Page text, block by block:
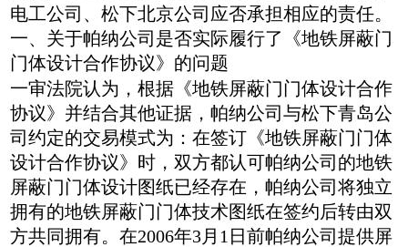
电工公司、松下北京公司应否承担相应的责任。
一、关于帕纳公司是否实际履行了《地铁屏蔽门
门体设计合作协议》的问题
一审法院认为，根据《地铁屏蔽门门体设计合作
协议》并结合其他证据，帕纳公司与松下青岛公
司约定的交易模式为：在签订《地铁屏蔽门门体
设计合作协议》时，双方都认可帕纳公司的地铁
屏蔽门门体设计图纸已经存在，帕纳公司将独立
拥有的地铁屏蔽门门体技术图纸在签约后转由双
方共同拥有。在2006年3月1日前帕纳公司提供屏